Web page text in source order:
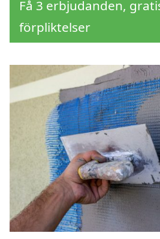
Få 3 erbjudanden,
förpliktelser